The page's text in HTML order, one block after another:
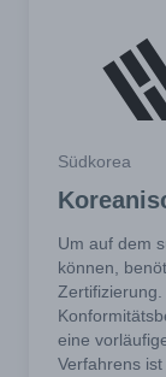
Südkorea
Um auf dem
können,
eine
Verfahrens